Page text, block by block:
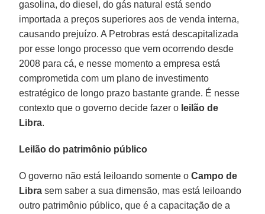
gasolina, do diesel, do gás natural está sendo
importada a preços superiores aos de venda interna,
causando prejuízo. A Petrobras está descapitalizada
por esse longo processo que vem ocorrendo desde
2008 para cá, e nesse momento a empresa está
comprometida com um plano de investimento
estratégico de longo prazo bastante grande. É nesse
contexto que o governo decide fazer o leilão de
Libra.
Leilão do patrimônio público
O governo não está leiloando somente oCampo de
Libra sem saber a sua dimensão, mas está leiloando
outro patrimônio público, que é a capacitação de a